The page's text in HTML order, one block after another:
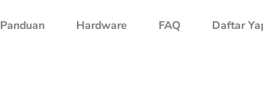
Panduan Hardware FAQ Daftar